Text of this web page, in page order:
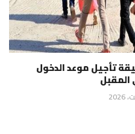
تأجيل موعد الدخول
المقبل